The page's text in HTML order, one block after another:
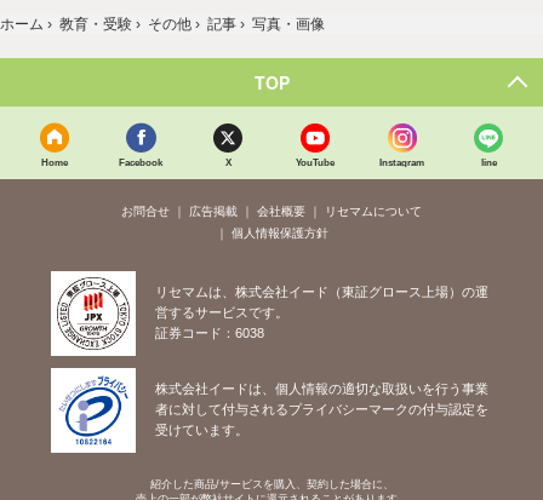
ホーム › 教育・受験 › その他 › 記事 › 写真・画像
TOP
Home Facebook X YouTube Instagram line
お問合せ 広告掲載 会社概要
リセマムについて
個人情報保護方針
リセマムは、株式会社イード（東証グロース上場）の運
営するサービスです。
証券コード：6038
株式会社イードは、個人情報の適切な取扱いを行う事業
者に対して付与されるプライバシーマークの付与認定を
受けています。
紹介した商品/サービスを購入、契約した場合に、